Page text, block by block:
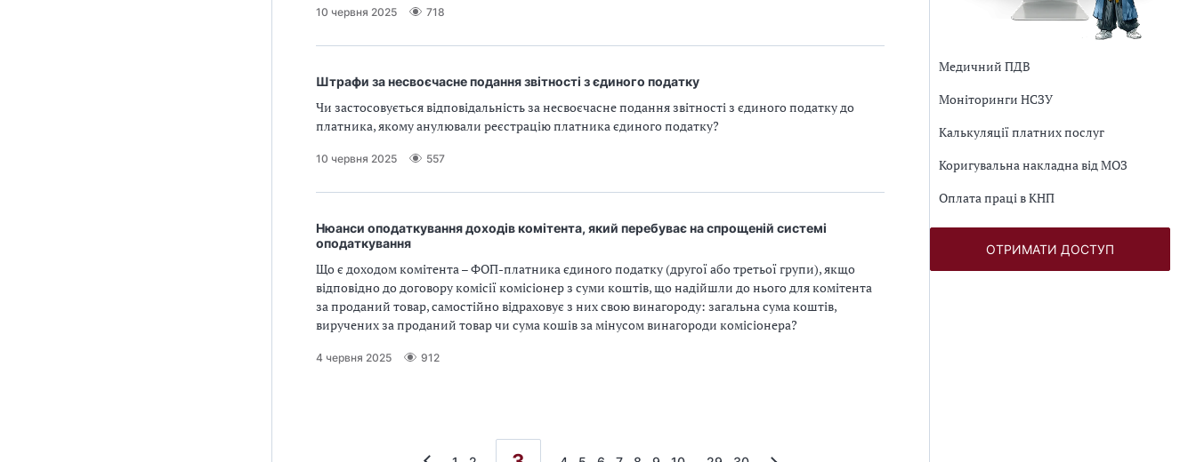
10 червня 2025 718
Штрафи за несвоєчасне подання звітності з єдиного податку
Чи застосовується відповідальність за несвоєчасне подання звітності з єдиного податку до
платника, якому анулювали реєстрацію платника єдиного податку?
10 червня 2025 557
Нюанси оподаткування доходів комітента, який перебуває на спрощеній системі
оподаткування
Що є доходом комітента – ФОП-платника єдиного податку (другої або третьої групи), якщо
відповідно до договору комісії комісіонер з суми коштів, що надійшли до нього для комітента
за проданий товар, самостійно відраховує з них свою винагороду: загальна сума коштів,
виручених за проданий товар чи сума кошів за мінусом винагороди комісіонера?
4 червня 2025 912
Медичний ПДВ
Моніторинги НСЗУ
Калькуляції платних послуг
Коригувальна накладна від МОЗ
Оплата праці в КНП
ОТРИМАТИ ДОСТУП